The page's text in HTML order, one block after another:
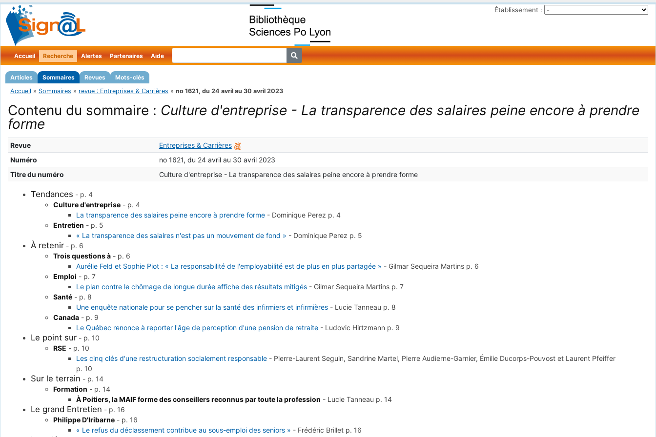
Établissement :
Accueil Recherche
Articles Sommaires Revues Mots-clés
Alertes Partenaires Aide
Accueil » Sommaires » revue : Entreprises & Carrières » no 1621, du 24 avril au 30 avril 2023
Contenu du sommaire : Culture d'entreprise - La transparence des salaires peine encore à prendre
forme
Revue
Entreprises & Carrières
Numéro
no 1621, du 24 avril au 30 avril 2023
Titre du numéro
Culture d'entreprise - La transparence des salaires peine encore à prendre forme
Tendances - p. 4
Culture d'entreprise - p. 4
La transparence des salaires peine encore à prendre forme- Dominique Perez p. 4
Entretien - p. 5
« La transparence des salaires n'est pas un mouvement de fond » - Dominique Perez p. 5
À retenir- p. 6
Trois questions à - p. 6
Aurélie Feld et Sophie Piot : « La responsabilité de l'employabilité est de plus en plus partagée » - Gilmar Sequeira Martins p. 6
Emploi - p. 7
Le plan contre le chômage de longue durée affiche des résultats mitigés- Gilmar Sequeira Martins p. 7
Santé - p. 8
Une enquête nationale pour se pencher sur la santé des infirmiers et infirmières- Lucie Tanneau p. 8
Canada - p. 9
Le Québec renonce à reporter l'âge de perception d'une pension de retraite- Ludovic Hirtzmann p. 9
Le point sur- p. 10
RSE - p. 10
Les cinq clés d'une restructuration socialement responsable- Pierre-Laurent Seguin, Sandrine Martel, Pierre Audierne-Garnier, Émilie Ducorps-Pouvost et Laurent Pfeiffer
p. 10
Sur le terrain - p. 14
Formation - p. 14
À Poitiers, la MAIF forme des conseillers reconnus par toute la profession - Lucie Tanneau p. 14
Le grand Entretien - p. 16
Philippe D'Iribarne - p. 16
« Le refus du déclassement contribue au sous-emploi des seniors » - Frédéric Brillet p. 16